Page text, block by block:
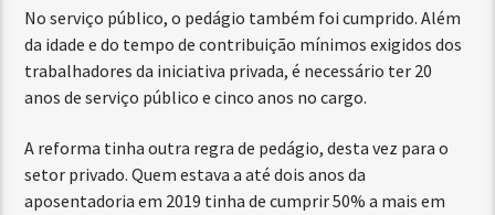
No serviço público, o pedágio também foi cumprido. Além
da idade e do tempo de contribuição mínimos exigidos dos
trabalhadores da iniciativa privada, é necessário ter 20
anos de serviço público e cinco anos no cargo.
A reforma tinha outra regra de pedágio, desta vez para o
setor privado. Quem estava a até dois anos da
aposentadoria em 2019 tinha de cumprir 50% a mais em